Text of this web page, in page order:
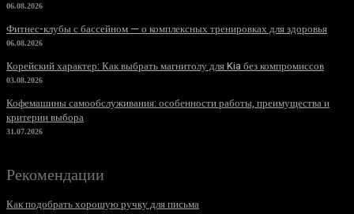
06.08.2026
Фитнес-клубы с бассейном — о комплексных тренировках для здоровья
06.08.2026
Корейский характер: Как выбрать магнитолу для Kia без компромиссов
03.08.2026
Кофемашины самообслуживания: особенности работы, преимущества и
критерии выбора
31.07.2026
Рекомендации
Как подобрать хорошую ручку для письма